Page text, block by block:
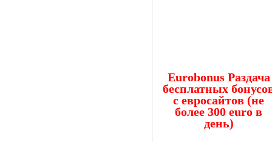
Eurobonus Раздача
бесплатных
с евросайтов (не
более 300 euro в
день)